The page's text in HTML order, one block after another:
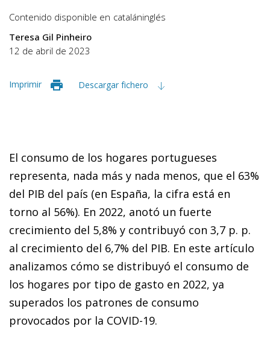
Contenido disponible en cataláninglés
Teresa Gil Pinheiro
12 de abril de 2023
Imprimir Descargar fichero
El consumo de los hogares portugueses
representa, nada más y nada menos, que el 63%
del PIB del país (en España, la cifra está en
torno al 56%). En 2022, anotó un fuerte
crecimiento del 5,8% y contribuyó con 3,7 p. p.
al crecimiento del 6,7% del PIB. En este artículo
analizamos cómo se distribuyó el consumo de
los hogares por tipo de gasto en 2022, ya
superados los patrones de consumo
provocados por la COVID-19.